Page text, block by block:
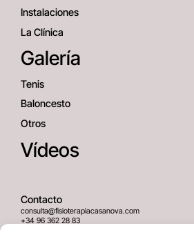
Instalaciones
La Clínica
Galería
Tenis
Baloncesto
Otros
Vídeos
Contacto
consulta@fisioterapiacasanova.com
+34 96 362 28 83